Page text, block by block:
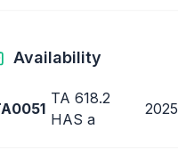
Availability
TA 618.2
HAS a
2025